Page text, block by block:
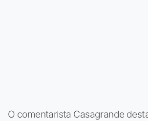
O comentarista Casagrande